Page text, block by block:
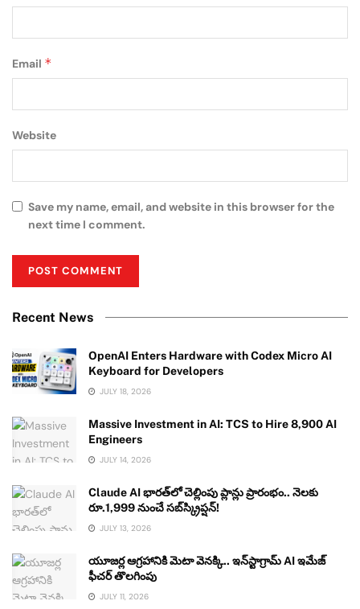
Email *
Website
Save my name, email, and website in this browser for the
next time I comment.
Recent News
OpenAI Enters Hardware with Codex Micro AI
Keyboard for Developers
JULY 18, 2026
Massive Investment in AI: TCS to Hire 8,900 AI
Engineers
JULY 14, 2026
Claude AI భారత్‌లో చెల్లింపు ప్లాన్లు ప్రారంభం.. నెలకు
రూ.1,999 నుంచే సబ్‌స్క్రిప్షన్!
JULY 13, 2026
యూజర్ల ఆగ్రహానికి మెటా వెనక్కి.. ఇన్‌స్టాగ్రామ్ AI ఇమేజ్
ఫీచర్ తొలగింపు
JULY 11, 2026